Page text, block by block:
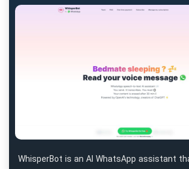
WhisperBot is an AI WhatsApp assistant